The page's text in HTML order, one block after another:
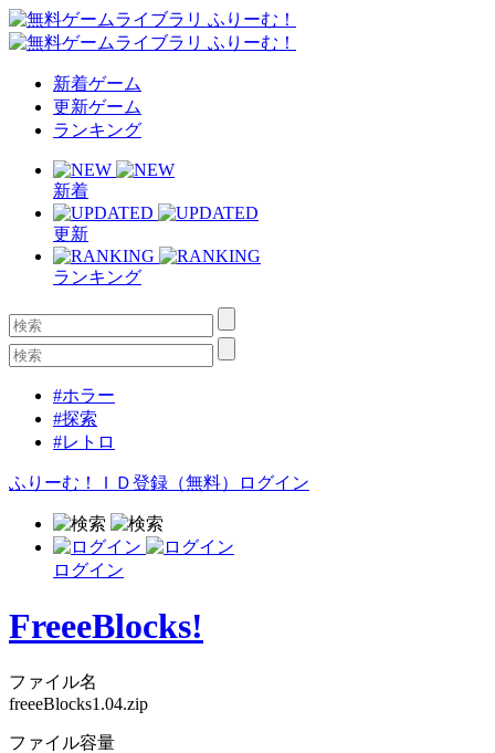
新着ゲーム
更新ゲーム
ランキング
新着
更新
ランキング
#ホラー
#探索
#レトロ
ふりーむ！ＩＤ登録（無料） ログイン
ログイン
FreeeBlocks!
ファイル名
freeeBlocks1.04.zip
ファイル容量